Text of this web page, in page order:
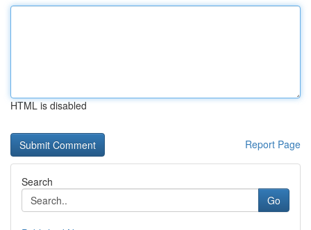
HTML is disabled
Report Page
Search
Go